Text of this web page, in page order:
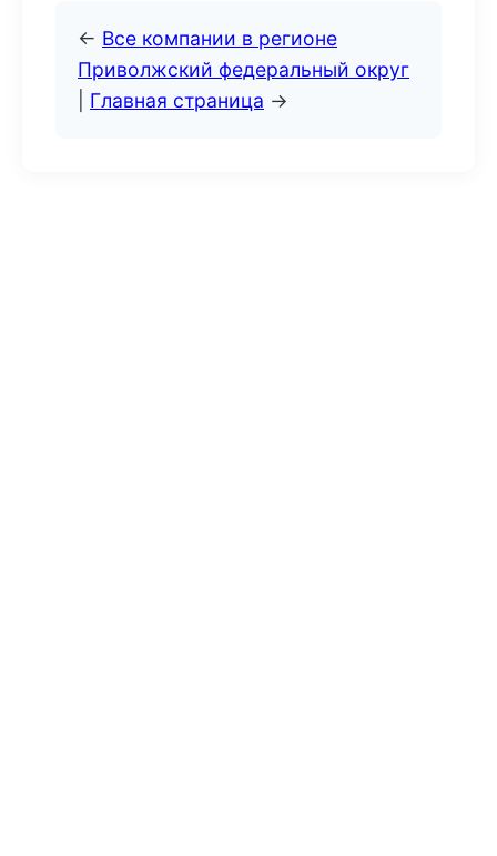
← Все компании в регионе
Приволжский федеральный округ
Главная страница →